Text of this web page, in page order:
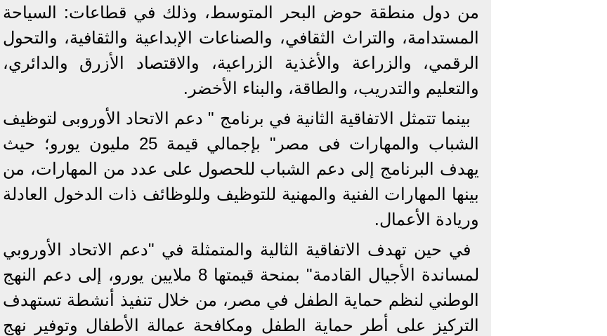
من دول منطقة حوض البحر المتوسط، وذلك في قطاعات: السياحة
المستدامة، والتراث الثقافي، والصناعات الإبداعية والثقافية، والتحول
الرقمي، والزراعة والأغذية الزراعية، والاقتصاد الأزرق والدائري،
والتعليم والتدريب، والطاقة، والبناء الأخضر.
بينما تتمثل الاتفاقية الثانية في برنامج " دعم الاتحاد الأوروبى لتوظيف
الشباب والمهارات فى مصر" بإجمالي قيمة 25 مليون يورو؛ حيث
يهدف البرنامج إلى دعم الشباب للحصول على عدد من المهارات، من
بينها المهارات الفنية والمهنية للتوظيف وللوظائف ذات الدخول العادلة
وريادة الأعمال.
في حين تهدف الاتفاقية الثالية والمتمثلة في "دعم الاتحاد الأوروبي
لمساندة الأجيال القادمة" بمنحة قيمتها 8 ملايين يورو، إلى دعم النهج
الوطني لنظم حماية الطفل في مصر، من خلال تنفيذ أنشطة تستهدف
التركيز على أطر حماية الطفل ومكافحة عمالة الأطفال وتوفير نهج